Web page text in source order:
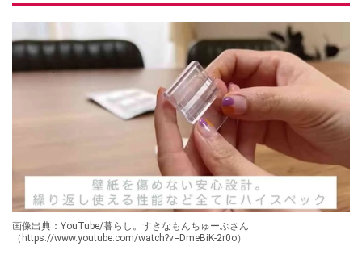
画像出典：YouTube/暮らし。すきなもんちゅーぶさん
（https://www.youtube.com/watch?v=DmeBiK-2r0o）